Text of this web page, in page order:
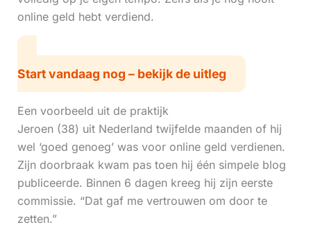
online geld hebt verdiend.
Start vandaag nog – bekijk de uitleg
Een voorbeeld uit de praktijk
Jeroen (38) uit Nederland twijfelde maanden of hij
wel ‘goed genoeg’ was voor online geld verdienen.
Zijn doorbraak kwam pas toen hij één simpele blog
publiceerde. Binnen 6 dagen kreeg hij zijn eerste
commissie. “Dat gaf me vertrouwen om door te
zetten.”